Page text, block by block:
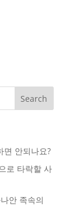
면 안되나요?
로 타락할 사
안 족속의